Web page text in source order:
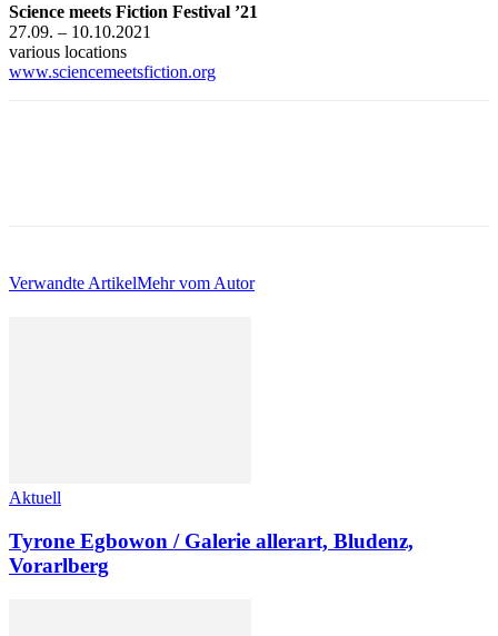
Science meets Fiction Festival ’21
27.09. – 10.10.2021
various locations
www.sciencemeetsfiction.org
Verwandte ArtikelMehr vom Autor
Aktuell
Tyrone Egbowon / Galerie allerart, Bludenz,
Vorarlberg